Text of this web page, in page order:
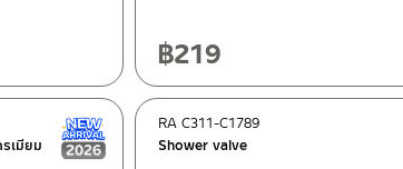
฿219
เมียม
New Arrival สินค้าใหม่ ปี 2026
Shower valve
RA C311-C1789